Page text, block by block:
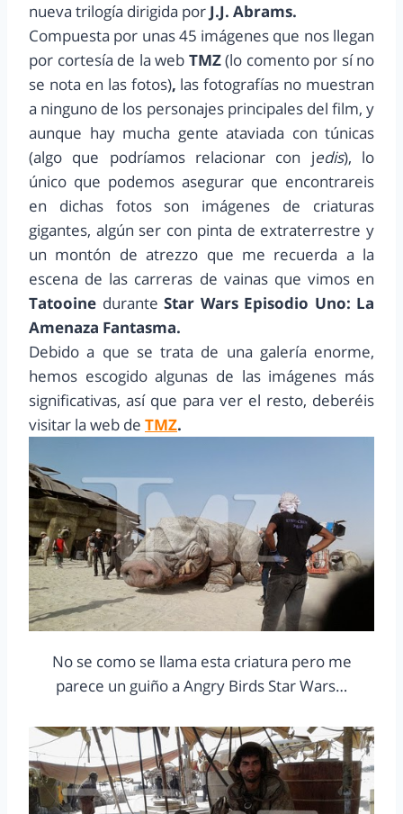
nueva trilogía dirigida por J.J. Abrams.
Compuesta por unas 45 imágenes que nos llegan
por cortesía de la web TMZ(lo comento por sí no
se nota en las fotos), las fotografías no muestran
a ninguno de los personajes principales del film, y
aunque hay mucha gente ataviada con túnicas
(algo que podríamos relacionar con jedis), lo
único que podemos asegurar que encontrareis
en dichas fotos son imágenes de criaturas
gigantes, algún ser con pinta de extraterrestre y
un montón de atrezzo que me recuerda a la
escena de las carreras de vainas que vimos en
Tatooine durante Star Wars Episodio Uno: La
Amenaza Fantasma.
Debido a que se trata de una galería enorme,
hemos escogido algunas de las imágenes más
significativas, así que para ver el resto, deberéis
visitar la web de TMZ.
No se como se llama esta criatura pero me
parece un guiño a Angry Birds Star Wars…